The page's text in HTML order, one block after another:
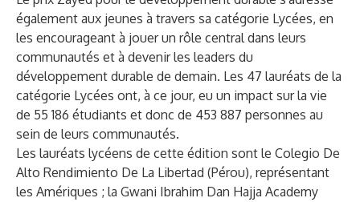
également aux jeunes à travers sa catégorie Lycées, en
les encourageant à jouer un rôle central dans leurs
communautés et à devenir les leaders du
développement durable de demain. Les 47 lauréats de la
catégorie Lycées ont, à ce jour, eu un impact sur la vie
de 55 186 étudiants et donc de 453 887 personnes au
sein de leurs communautés.
Les lauréats lycéens de cette édition sont le Colegio De
Alto Rendimiento De La Libertad (Pérou), représentant
les Amériques ; la Gwani Ibrahim Dan Hajja Academy